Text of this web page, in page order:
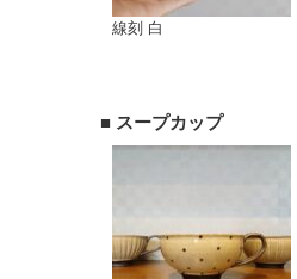
線刻 白
■ スープカップ